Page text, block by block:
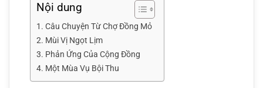
Nội dung
Câu Chuyện Từ Chợ Đồng Mỏ
Mùi Vị Ngọt Lịm
Phản Ứng Của Cộng Đồng
Một Mùa Vụ Bội Thu